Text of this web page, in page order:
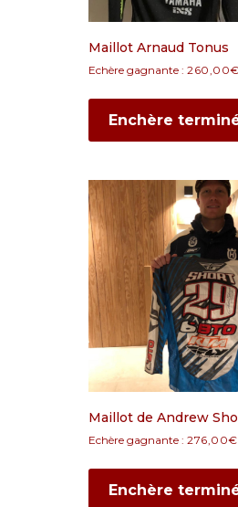
Maillot Arnaud Tonus
Echère gagnante : 260,00€
Enchère
Maillot de Andrew
Echère gagnante : 276,00€
Enchère